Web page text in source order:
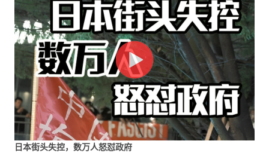
日本街头失控，数万人怒怼政府